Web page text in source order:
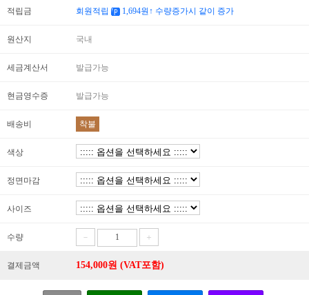
적립금 회원적립 1,694원↑ 수량증가시 같이 증가
원산지 국내
세금계산서 발급가능
현금영수증 발급가능
배송비 착불
색상
정면마감
사이즈
수량 － ＋
결제금액 154,000원 (VAT포함)